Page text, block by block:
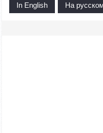
In English На